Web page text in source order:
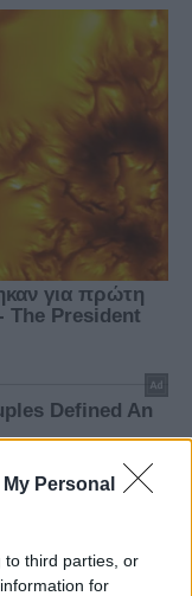
Personal
to third parties, or
for